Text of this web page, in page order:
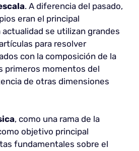
. A diferencia del pasado,
eran el principal
se utilizan grandes
para resolver
con la composición de la
primeros momentos del
de otras dimensiones
, como una rama de la
objetivo principal
fundamentales sobre el